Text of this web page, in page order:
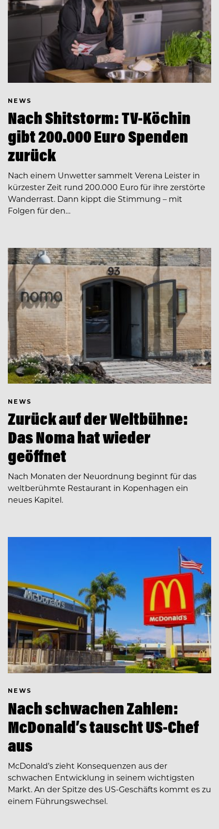
NEWS
Nach Shitstorm: TV-Köchin
gibt 200.000 Euro Spenden
zurück
Nach einem Unwetter sammelt Verena Leister in
kürzester Zeit rund 200.000 Euro für ihre zerstörte
Wanderrast. Dann kippt die Stimmung – mit
Folgen für den…
NEWS
Zurück auf der Weltbühne:
Das Noma hat wieder
geöffnet
Nach Monaten der Neuordnung beginnt für das
weltberühmte Restaurant in Kopenhagen ein
neues Kapitel.
NEWS
Nach schwachen Zahlen:
McDonald’s tauscht US-Chef
aus
McDonald’s zieht Konsequenzen aus der
schwachen Entwicklung in seinem wichtigsten
Markt. An der Spitze des US-Geschäfts kommt es zu
einem Führungswechsel.